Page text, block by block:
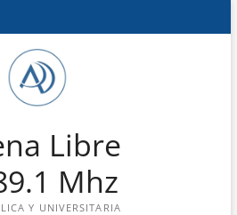
Libre
Mhz
Y UNIVERSITARIA